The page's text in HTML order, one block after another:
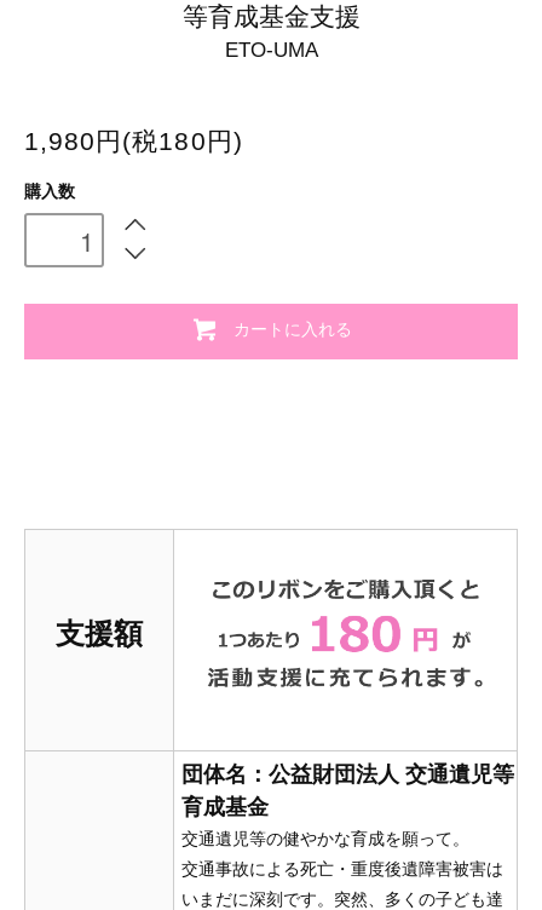
等育成基金支援
ETO-UMA
1,980円(税180円)
購入数
カートに入れる
支援額
団体名：公益財団法人 交通遺児等
育成基金
交通遺児等の健やかな育成を願って。
交通事故による死亡・重度後遺障害被害は
いまだに深刻です。突然、多くの子ども達